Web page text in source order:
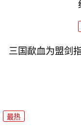
三国歃血为盟剑
最热